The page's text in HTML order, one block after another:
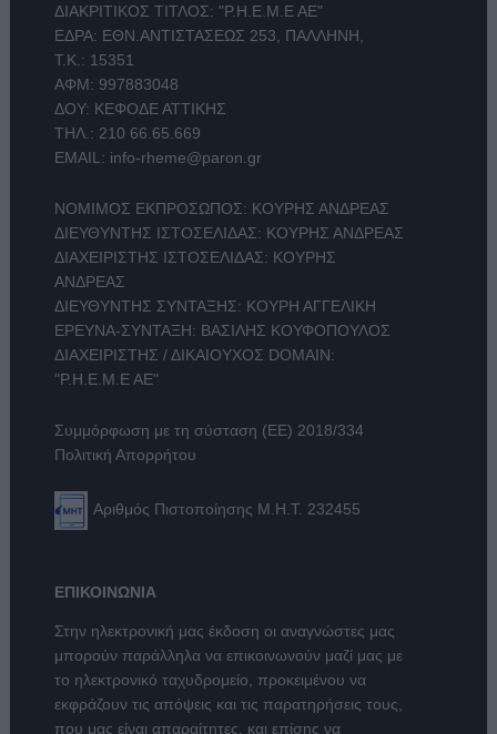
ΔΙΑΚΡΙΤΙΚΟΣ ΤΙΤΛΟΣ: "Ρ.Η.Ε.Μ.Ε ΑΕ"
ΕΔΡΑ: ΕΘΝ.ΑΝΤΙΣΤΑΣΕΩΣ 253, ΠΑΛΛΗΝΗ,
Τ.Κ.: 15351
ΑΦΜ: 997883048
ΔΟΥ: ΚΕΦΟΔΕ ΑΤΤΙΚΗΣ
ΤΗΛ.: 210 66.65.669
EMAIL: info-rheme@paron.gr
ΝΟΜΙΜΟΣ ΕΚΠΡΟΣΩΠΟΣ: ΚΟΥΡΗΣ ΑΝΔΡΕΑΣ
ΔΙΕΥΘΥΝΤΗΣ ΙΣΤΟΣΕΛΙΔΑΣ: ΚΟΥΡΗΣ ΑΝΔΡΕΑΣ
ΔΙΑΧΕΙΡΙΣΤΗΣ ΙΣΤΟΣΕΛΙΔΑΣ: ΚΟΥΡΗΣ
ΑΝΔΡΕΑΣ
ΔΙΕΥΘΥΝΤΗΣ ΣΥΝΤΑΞΗΣ: ΚΟΥΡΗ ΑΓΓΕΛΙΚΗ
ΕΡΕΥΝΑ-ΣΥΝΤΑΞΗ: ΒΑΣΙΛΗΣ ΚΟΥΦΟΠΟΥΛΟΣ
ΔΙΑΧΕΙΡΙΣΤΗΣ / ΔΙΚΑΙΟΥΧΟΣ DOMAIN:
"Ρ.Η.Ε.Μ.Ε ΑΕ"
Συμμόρφωση με τη σύσταση (ΕΕ) 2018/334
Πολιτική Απορρήτου
Αριθμός Πιστοποίησης Μ.Η.Τ. 232455
ΕΠΙΚΟΙΝΩΝΙΑ
Στην ηλεκτρονική μας έκδοση οι αναγνώστες μας
μπορούν παράλληλα να επικοινωνούν μαζί μας με
το ηλεκτρονικό ταχυδρομείο, προκειμένου να
εκφράζουν τις απόψεις και τις παρατηρήσεις τους,
που μας είναι απαραίτητες, και επίσης να